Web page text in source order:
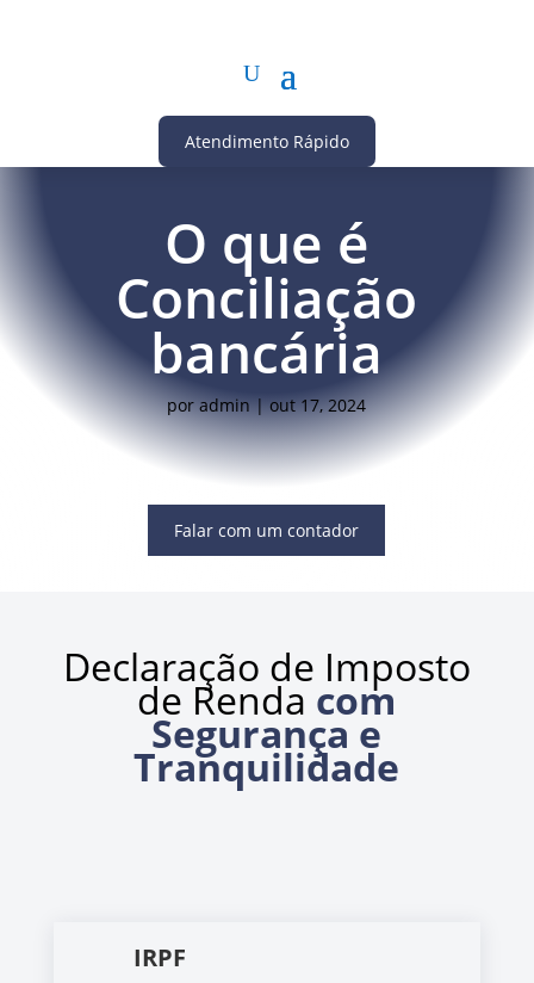
Atendimento Rápido
O que é
Conciliação
bancária
poradmin|out 17, 2024
Falar com um contador
Declaração de Imposto
de Renda com
Segurança e
Tranquilidade
IRPF